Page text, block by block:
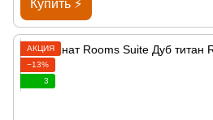
Купить ⚡
АКЦИЯ
−13%
3